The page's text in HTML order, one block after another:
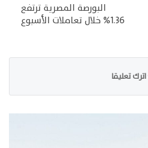
البورصة المصرية ترتفع
1.36% خلال تعاملات الأسبوع
اترك تعليقا